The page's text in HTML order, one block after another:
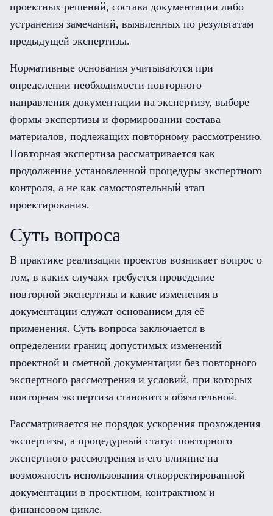
проектных решений, состава документации либо
устранения замечаний, выявленных по результатам
предыдущей экспертизы.
Нормативные основания учитываются при
определении необходимости повторного
направления документации на экспертизу, выборе
формы экспертизы и формировании состава
материалов, подлежащих повторному рассмотрению.
Повторная экспертиза рассматривается как
продолжение установленной процедуры экспертного
контроля, а не как самостоятельный этап
проектирования.
Суть вопроса
В практике реализации проектов возникает вопрос о
том, в каких случаях требуется проведение
повторной экспертизы и какие изменения в
документации служат основанием для её
применения. Суть вопроса заключается в
определении границ допустимых изменений
проектной и сметной документации без повторного
экспертного рассмотрения и условий, при которых
повторная экспертиза становится обязательной.
Рассматривается не порядок ускорения прохождения
экспертизы, а процедурный статус повторного
экспертного рассмотрения и его влияние на
возможность использования откорректированной
документации в проектном, контрактном и
финансовом цикле.